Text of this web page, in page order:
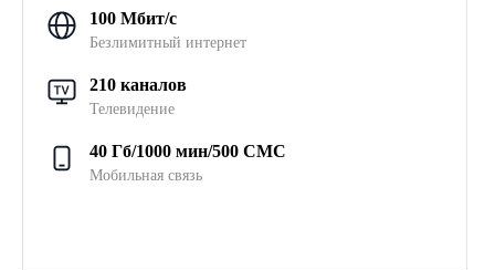
100 Мбит/с
Безлимитный интернет
210 каналов
Телевидение
40 Гб/1000 мин/500 СМС
Мобильная связь